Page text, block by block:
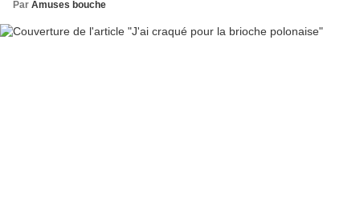
Par Amuses bouche